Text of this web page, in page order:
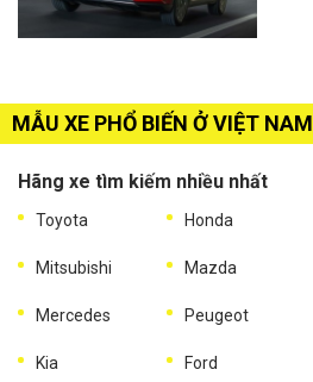
MẪU XE PHỔ BIẾN Ở VIỆT NAM
Hãng xe tìm kiếm nhiều nhất
Toyota Honda
Mitsubishi Mazda
Mercedes Peugeot
Kia Ford